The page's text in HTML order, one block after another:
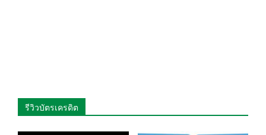
รีวิวบัตรเครดิต